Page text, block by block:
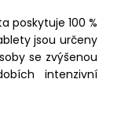
poskytuje 100 %
jsou určeny
se zvýšenou
intenzivní